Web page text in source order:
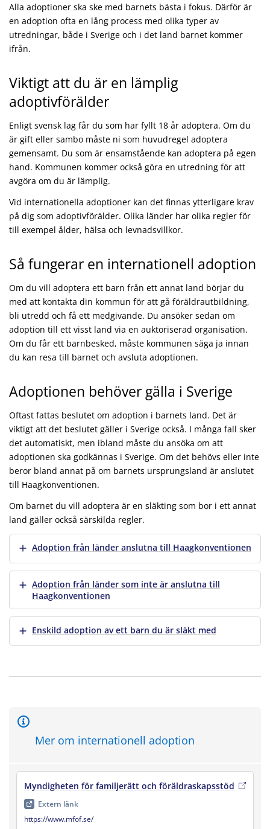
Alla adoptioner ska ske med barnets bästa i fokus. Därför är
en adoption ofta en lång process med olika typer av
utredningar, både i Sverige och i det land barnet kommer
ifrån.
Viktigt att du är en lämplig
adoptivförälder
Enligt svensk lag får du som har fyllt 18 år adoptera. Om du
är gift eller sambo måste ni som huvudregel adoptera
gemensamt. Du som är ensamstående kan adoptera på egen
hand. Kommunen kommer också göra en utredning för att
avgöra om du är lämplig.
Vid internationella adoptioner kan det finnas ytterligare krav
på dig som adoptivförälder. Olika länder har olika regler för
till exempel ålder, hälsa och levnadsvillkor.
Så fungerar en internationell adoption
Om du vill adoptera ett barn från ett annat land börjar du
med att kontakta din kommun för att gå föräldrautbildning,
bli utredd och få ett medgivande. Du ansöker sedan om
adoption till ett visst land via en auktoriserad organisation.
Om du får ett barnbesked, måste kommunen säga ja innan
du kan resa till barnet och avsluta adoptionen.
Adoptionen behöver gälla i Sverige
Oftast fattas beslutet om adoption i barnets land. Det är
viktigt att det beslutet gäller i Sverige också. I många fall sker
det automatiskt, men ibland måste du ansöka om att
adoptionen ska godkännas i Sverige. Om det behövs eller inte
beror bland annat på om barnets ursprungsland är anslutet
till Haagkonventionen.
Om barnet du vill adoptera är en släkting som bor i ett annat
land gäller också särskilda regler.
Visa merAdoption från länder anslutna till Haagkonventionen
Visa merAdoption från länder som inte är anslutna till
Haagkonventionen
Visa merEnskild adoption av ett barn du är släkt med
Mer om internationell adoption
Myndigheten för familjerätt och föräldraskapsstöd , extern
Extern länk
https://www.mfof.se/